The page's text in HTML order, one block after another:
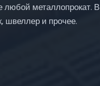
любой металлопрокат.
швеллер и прочее.